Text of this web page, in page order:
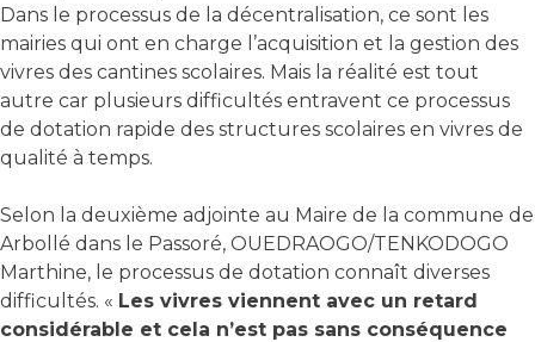
Dans le processus de la décentralisation, ce sont les
mairies qui ont en charge l’acquisition et la gestion des
vivres des cantines scolaires. Mais la réalité est tout
autre car plusieurs difficultés entravent ce processus
de dotation rapide des structures scolaires en vivres de
qualité à temps.
Selon la deuxième adjointe au Maire de la commune de
Arbollé dans le Passoré, OUEDRAOGO/TENKODOGO
Marthine, le processus de dotation connaît diverses
difficultés. « Les vivres viennent avec un retard
considérable et cela n’est pas sans conséquence